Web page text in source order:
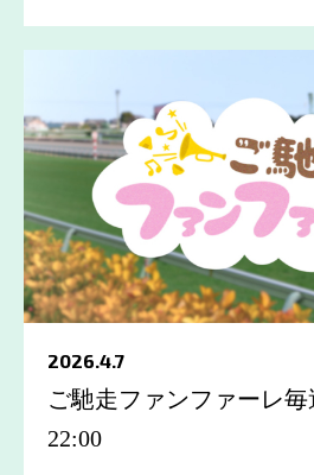
2026.4.7
ご馳走ファンファーレ毎
22:00